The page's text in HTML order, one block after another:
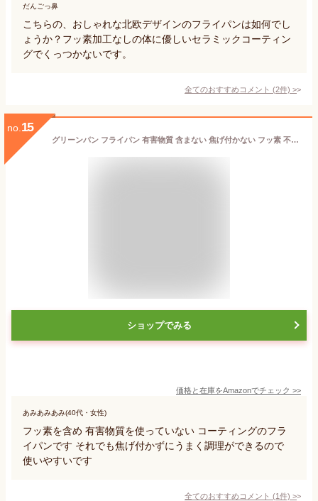
だんごっ鼻
こちらの、おしゃれな北欧デザインのフライパンは如何でし
ょうか？フッ素加工なしの体に優しいセラミックコーティン
グでくっつかないです。
全てのおすすめコメント (2件) >
no. 15
グリーンパン フライパン 有害物質 含まない 焦げ付かない フッ素 不使用 最高級グレード 深型 バルセロナ PRO 食洗機 対応 (フライパン20cm)
ショップでみる
価格と在庫をAmazonでチェック >>
あみあみあみ(40代・女性)
フッ素を含め 有害物質を使っていない コーティングのフラ
イパンです それでも焦げ付かずにうまく調理ができるので
使いやすいです
全てのおすすめコメント (1件) >